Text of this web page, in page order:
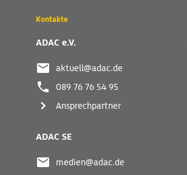
Wichtige
und
Links
Kontakte
ADAC e.V.
aktuell@adac.de
089 76 76 54 95
Ansprechpartner
ADAC SE
medien@adac.de